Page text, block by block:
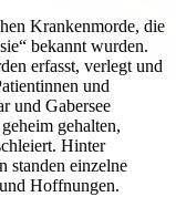
Krankenmorde, die
bekannt wurden.
erfasst, verlegt und
und
und Gabersee
gehalten,
Hinter
standen einzelne
Hoffnungen.